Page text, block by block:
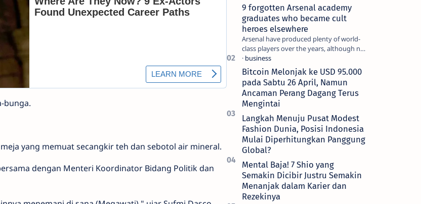
bunga.
yang memuat secangkir teh dan sebotol air mineral.
dengan Menteri Koordinator Bidang Politik dan
9 forgotten Arsenal academy
graduates who became cult
heroes elsewhere
Arsenal have produced plenty of world-
class players over the years, although not
all of them make the grade at the
Emirates. For every Tony Ada…
Bitcoin Melonjak ke USD 95.000
pada Sabtu 26 April, Namun
Ancaman Perang Dagang Terus
Mengintai
Langkah Menuju Pusat Modest
Fashion Dunia, Posisi Indonesia
Mulai Diperhitungkan Panggung
Global?
Mental Baja! 7 Shio yang
Semakin Dicibir Justru Semakin
Menanjak dalam Karier dan
Rezekinya